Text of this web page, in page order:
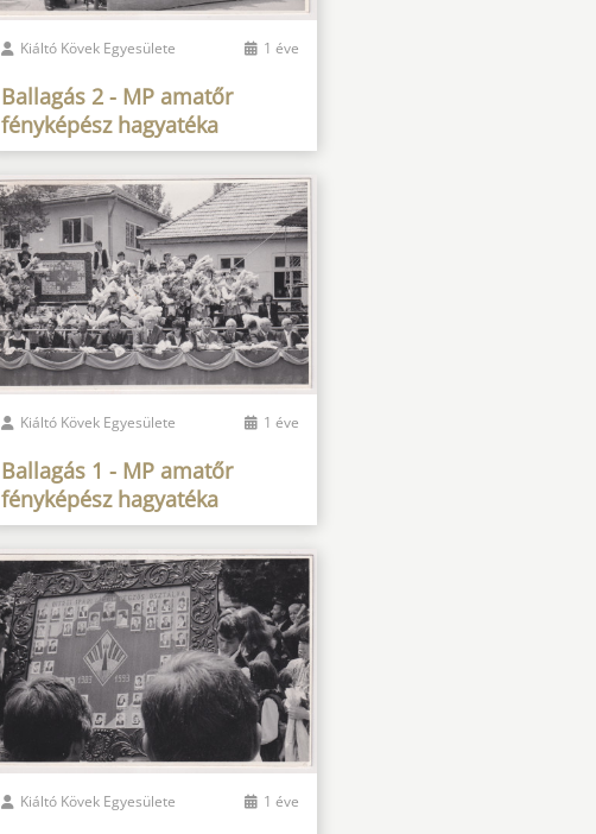
Kiáltó Kövek Egyesülete 1 éve
Ballagás 2 - MP amatőr
fényképész hagyatéka
Kiáltó Kövek Egyesülete 1 éve
Ballagás 1 - MP amatőr
fényképész hagyatéka
Kiáltó Kövek Egyesülete 1 éve